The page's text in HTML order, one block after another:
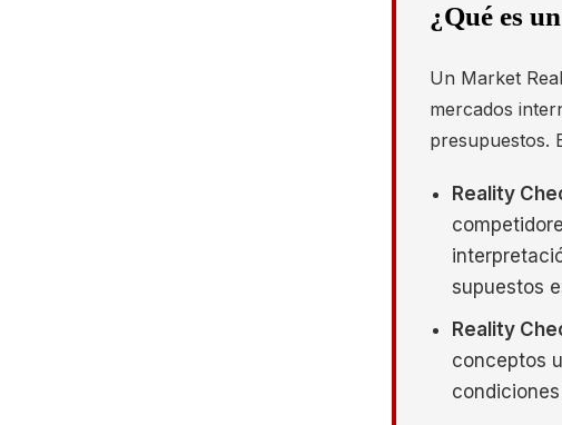
¿Qué es
Un Market
mercados
presupuestos.
Reality
supuestos
Reality
conceptos